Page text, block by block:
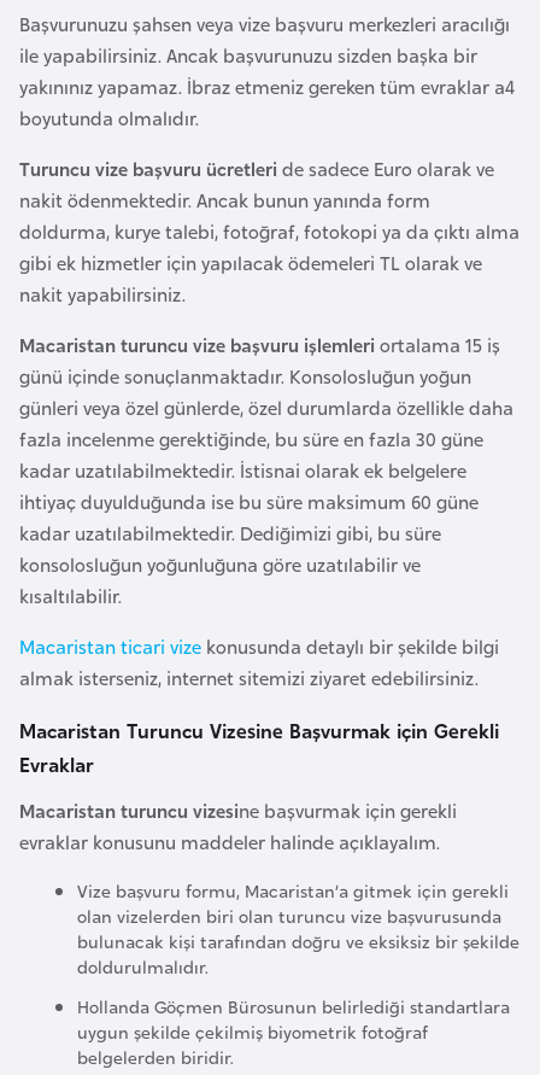
Başvurunuzu şahsen veya vize başvuru merkezleri aracılığı
ile yapabilirsiniz. Ancak başvurunuzu sizden başka bir
yakınınız yapamaz. İbraz etmeniz gereken tüm evraklar a4
boyutunda olmalıdır.
Turuncu vize başvuru ücretleri de sadece Euro olarak ve
nakit ödenmektedir. Ancak bunun yanında form
doldurma, kurye talebi, fotoğraf, fotokopi ya da çıktı alma
gibi ek hizmetler için yapılacak ödemeleri TL olarak ve
nakit yapabilirsiniz.
Macaristan turuncu vize başvuru işlemleri ortalama 15 iş
günü içinde sonuçlanmaktadır. Konsolosluğun yoğun
günleri veya özel günlerde, özel durumlarda özellikle daha
fazla incelenme gerektiğinde, bu süre en fazla 30 güne
kadar uzatılabilmektedir. İstisnai olarak ek belgelere
ihtiyaç duyulduğunda ise bu süre maksimum 60 güne
kadar uzatılabilmektedir. Dediğimizi gibi, bu süre
konsolosluğun yoğunluğuna göre uzatılabilir ve
kısaltılabilir.
Macaristan ticari vize konusunda detaylı bir şekilde bilgi
almak isterseniz, internet sitemizi ziyaret edebilirsiniz.
Macaristan Turuncu Vizesine Başvurmak için Gerekli
Evraklar
Macaristan turuncu vizesine başvurmak için gerekli
evraklar konusunu maddeler halinde açıklayalım.
Vize başvuru formu, Macaristan’a gitmek için gerekli
olan vizelerden biri olan turuncu vize başvurusunda
bulunacak kişi tarafından doğru ve eksiksiz bir şekilde
doldurulmalıdır.
Hollanda Göçmen Bürosunun belirlediği standartlara
uygun şekilde çekilmiş biyometrik fotoğraf
belgelerden biridir.
n
B
o
s
n
a
H
e
s
e
k
B
u
r
i
t
a
n